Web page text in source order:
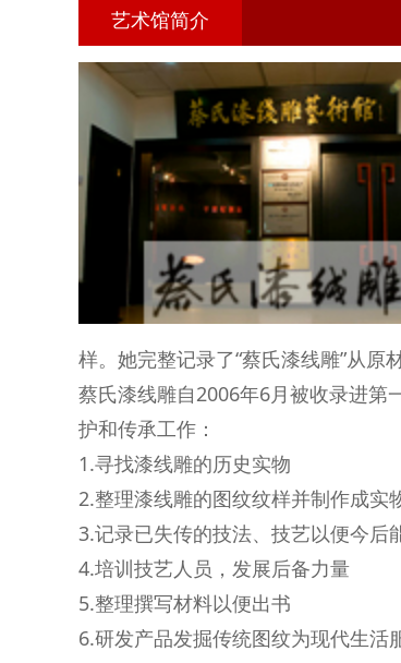
艺术馆简介
样。她完整记录了“蔡氏漆线雕”从原
蔡氏漆线雕自2006年6月被收录进第
护和传承工作：
1.寻找漆线雕的历史实物
2.整理漆线雕的图纹纹样并制作成实
3.记录已失传的技法、技艺以便今后
4.培训技艺人员，发展后备力量
5.整理撰写材料以便出书
6.研发产品发掘传统图纹为现代生活